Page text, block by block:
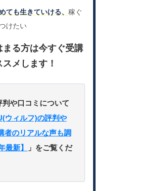
ても生きていける、 稼ぐ
けたい
まる方は今すぐ受講
スメします！
や口コミについて
ウィルフ)の評判や
者のリアルな声も調
最新】
」をご覧くだ